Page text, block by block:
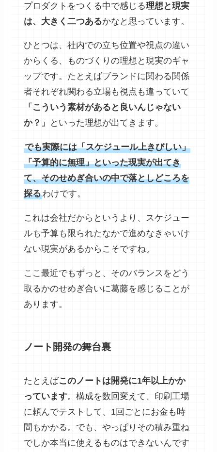
プロダクトをつくる中で感じる理想と現実
は、大きく二つあるかなと思っています。
ひとつは、社内での立ち位置や視点の違い
からくる、ものづくりの理想と現実のギャ
ップです。たとえばブランドに関わる関係
者それぞれ関わる立場も視点も違っていて
「こういう素材があると良いんじゃない
か？」
といった理想が出てきます。
でも実際には「スケジュール上きびしい」
「予算的に無理」といった現実が出てき
て、そのせめぎ合いの中で落としどころを
探るわけです。
これは会社だからというより、スケジュー
ルも予算も限られたなかで進めなきゃいけ
ない現実があるからこそですね。
ここ最近でもずっと、そのバランスをどう
取るかのせめぎ合いに葛藤を感じることが
あります。
ノート開発の舞台裏
たとえばこのノートは開発に1年以上かか
っています。構成を数回変えて、印刷工場
に頼んでテストして、1回ごとにお金も時
間もかかる。でも、やっぱりその積み重ね
でしか本当に使えるものはできないんです